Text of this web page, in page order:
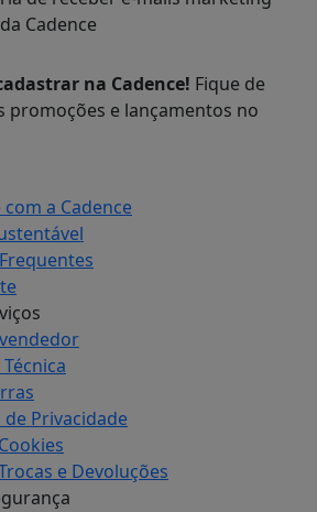
e/ou promocionais da Cadence
na Cadence! Fique de
promoções e lançamentos no
a Cadence
de Privacidade
e Devoluções